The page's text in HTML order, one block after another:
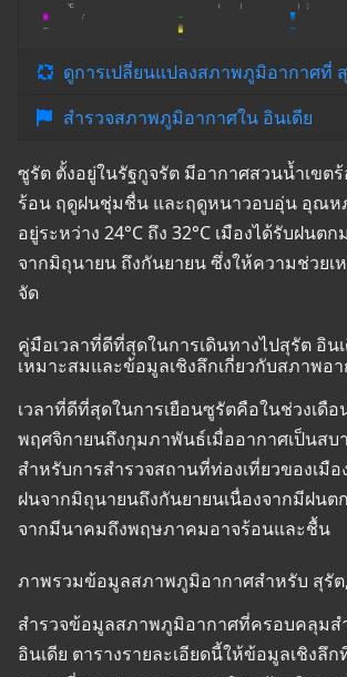
ดูการเปลี่ยนแปลงสภาพภูมิอากาศที่
สำรวจสภาพภูมิอากาศใน อินเดีย
ซูรัต ตั้งอยู่ในรัฐกูจรัต มีอากาศสวนน้ำเขต
ร้อน ฤดูฝนชุ่มชื่น และฤดูหนาวอบอุ่น อุณห
อยู่ระหว่าง 24°C ถึง 32°C เมืองได้รับฝนต
จากมิถุนายน ถึงกันยายน ซึ่งให้ความช่วยเ
จัด
คู่มือเวลาที่ดีที่สุดในการเดินทางไปสุรัต อิน
เหมาะสมและข้อมูลเชิงลึกเกี่ยวกับสภาพอ
เวลาที่ดีที่สุดในการเยือนซูรัตคือในช่วงเดื
พฤศจิกายนถึงกุมภาพันธ์เมื่ออากาศเป็นสบ
สำหรับการสำรวจสถานที่ท่องเที่ยวของเมือ
ฝนจากมิถุนายนถึงกันยายนเนื่องจากมีฝน
จากมีนาคมถึงพฤษภาคมอาจร้อนและชื้น
ภาพรวมข้อมูลสภาพภูมิอากาศสำหรับ สุรัต
สำรวจข้อมูลสภาพภูมิอากาศที่ครอบคลุมส
อินเดีย ตารางรายละเอียดนี้ให้ข้อมูลเชิงลึ